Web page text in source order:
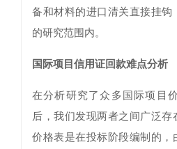
备和材料的进口清关直接挂钩
的研究范围内。
国际项目信用证回款难点分析
在分析研究了众多国际项目
后，我们发现两者之间广泛
价格表是在投标阶段编制的，